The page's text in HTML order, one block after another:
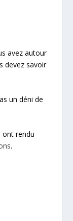
avez autour
devez savoir
un déni de
ont rendu
.